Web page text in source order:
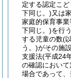
定する認定こ
下同じ。)又は
家庭的保育事
下同じ。)を行
する児童の数(
う。)がその施
支援法(平成24
の確認におい
場合であって